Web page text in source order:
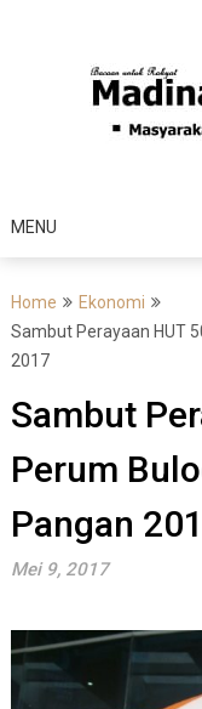
MENU
Home
Ekonomi
Sambut Perayaan HUT
2017
Sambut
Perum
Pangan
Mei 9, 2017